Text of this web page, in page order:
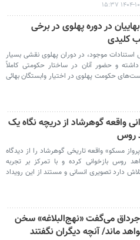
۰۳ ۱۵:۳۷
در دوره پهلوی در برخی
کلیدی
استنادات موجود، در دوران پهلوی نقشی بسیار
و حضور آنان در ساختار حکومتی کاملاً
حکومت پهلوی در اختیار وابستگان بهائی
واقعه گوهرشاد از دریچه نگاه یک
روس
مسکو» واقعه تاریخی گوهرشاد را از دیدگاه
روس بازخوانی کرده و با تمرکز بر تجربه
دارد تصویری انسانی و مستند از این رویداد
می‌گفت «نهج‌البلاغه» سخن
ماند/ آنچه دیگران نگفتند